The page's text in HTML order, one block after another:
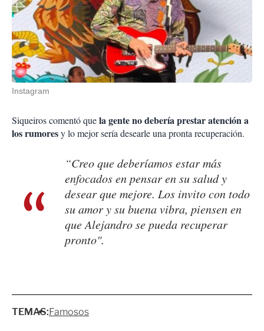
Instagram
Siqueiros comentó quela gente no debería prestar atención a
los rumoresy lo mejor sería desearle una pronta recuperación.
“Creo que deberíamos estar más
enfocados en pensar en su salud y
desear que mejore. Los invito con todo
su amor y su buena vibra, piensen en
que Alejandro se pueda recuperar
pronto".
TEMAS:Famosos